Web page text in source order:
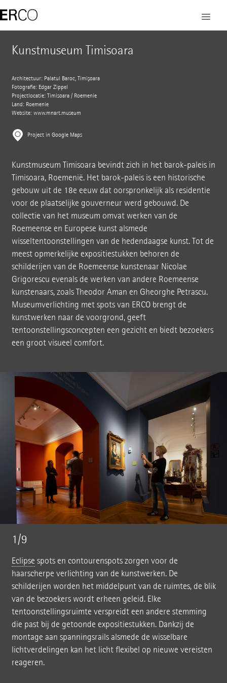
Kunstmuseum Timisoara
Architectuur: Palatul Baroc, Timișoara
Fotografie: Edgar Zippel
Projectlocatie: Timisoara / Roemenië
Land: Roemenië
Website: www.mnart.museum
Project in Google Maps
Kunstmuseum Timisoara bevindt zich in het barok-paleis in
Timisoara, Roemenië. Het barok-paleis is een historische
gebouw uit de 18e eeuw dat oorspronkelijk als residentie
voor de plaatselijke gouverneur werd gebouwd. De
collectie van het museum omvat werken van de
Roemeense en Europese kunst alsmede
wisseltentoonstellingen van de hedendaagse kunst. Tot de
meest opmerkelijke expositiestukken behoren de
schilderijen van de Roemeense kunstenaar Nicolae
Grigorescu evenals de werken van andere Roemeense
kunstenaars, zoals Theodor Aman en Gheorghe Petrascu.
Museumverlichting met spots van ERCO brengt de
kunstwerken naar de voorgrond, geeft
tentoonstellingsconcepten een gezicht en biedt bezoekers
een groot visueel comfort.
1/9
Eclipse spots en contourenspots zorgen voor de
haarscherpe verlichting van de kunstwerken. De
schilderijen worden het middelpunt van de ruimtes, de blik
van de bezoekers wordt erheen geleid. Elke
tentoonstellingsruimte verspreidt een andere stemming
die past bij de getoonde expositiestukken. Dankzij de
montage aan spanningsrails alsmede de wisselbare
lichtverdelingen kan het licht flexibel op nieuwe vereisten
reageren.